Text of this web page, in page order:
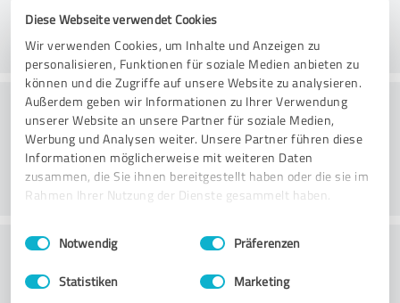
Diese Webseite verwendet Cookies
Wir verwenden Cookies, um Inhalte und Anzeigen zu
personalisieren, Funktionen für soziale Medien anbieten zu
können und die Zugriffe auf unsere Website zu analysieren.
Außerdem geben wir Informationen zu Ihrer Verwendung
unserer Website an unsere Partner für soziale Medien,
Werbung und Analysen weiter. Unsere Partner führen diese
Informationen möglicherweise mit weiteren Daten
zusammen, die Sie ihnen bereitgestellt haben oder die sie im
Rahmen Ihrer Nutzung der Dienste gesammelt haben.
Impressum Datenschutzbestimmungen
Einwilligungsauswahl
Notwendig Präferenzen
Statistiken Marketing
Consultoria
Serviço ao cliente